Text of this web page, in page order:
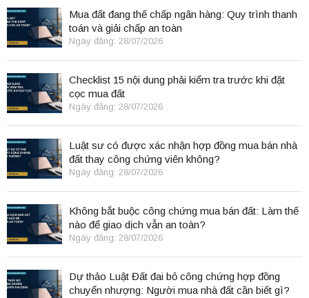
Mua đất đang thế chấp ngân hàng: Quy trình thanh
toán và giải chấp an toàn
Ngày đăng: 28/07/2026
Checklist 15 nội dung phải kiểm tra trước khi đặt
cọc mua đất
Ngày đăng: 28/07/2026
Luật sư có được xác nhận hợp đồng mua bán nhà
đất thay công chứng viên không?
Ngày đăng: 28/07/2026
Không bắt buộc công chứng mua bán đất: Làm thế
nào để giao dịch vẫn an toàn?
Ngày đăng: 28/07/2026
Dự thảo Luật Đất đai bỏ công chứng hợp đồng
chuyển nhượng: Người mua nhà đất cần biết gì?